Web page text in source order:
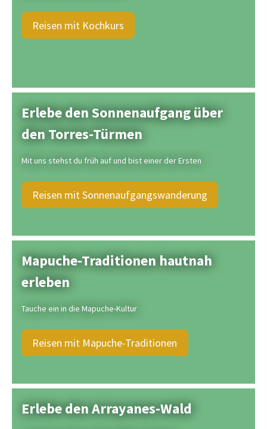
Reisen mit Kochkurs
Erlebe den Sonnenaufgang über
den Torres-Türmen
Mit uns stehst du früh auf und bist einer der Ersten
Reisen mit Sonnenaufgangswanderung
Mapuche-Traditionen hautnah
erleben
Tauche ein in die Mapuche-Kultur
Reisen mit Mapuche-Traditionen
Erlebe den Arrayanes-Wald